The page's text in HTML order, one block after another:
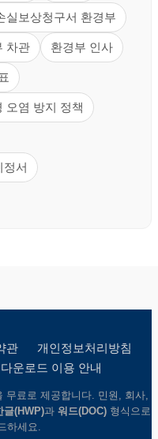
실보상청구서 환경부
차관 환경부 인사
오염 방지 정책
정서
관
개인정보처리방침
다운로드 이용 안내
무료로 제공합니다. 민원, 회사,
글(HWP)과 워드(DOC) 형식으로
하세요.